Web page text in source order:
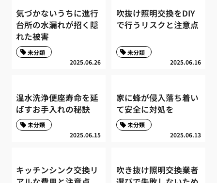
気づかないうちに進行
台所の水漏れが招く隠
れた被害
2025.06.26
未分類
吹抜け照明交換をDIY
で行うリスクと注意点
2025.06.16
未分類
温水洗浄便座寿命を延
ばすお手入れの秘訣
2025.06.15
未分類
家に蜂が侵入落ち着い
て安全に対処を
2025.06.13
未分類
キッチンシンク交換リ
吹き抜け照明交換業者